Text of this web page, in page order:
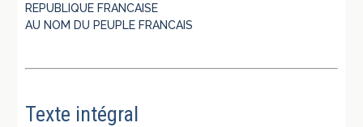
REPUBLIQUE FRANCAISE
AU NOM DU PEUPLE FRANCAIS
Texte intégral